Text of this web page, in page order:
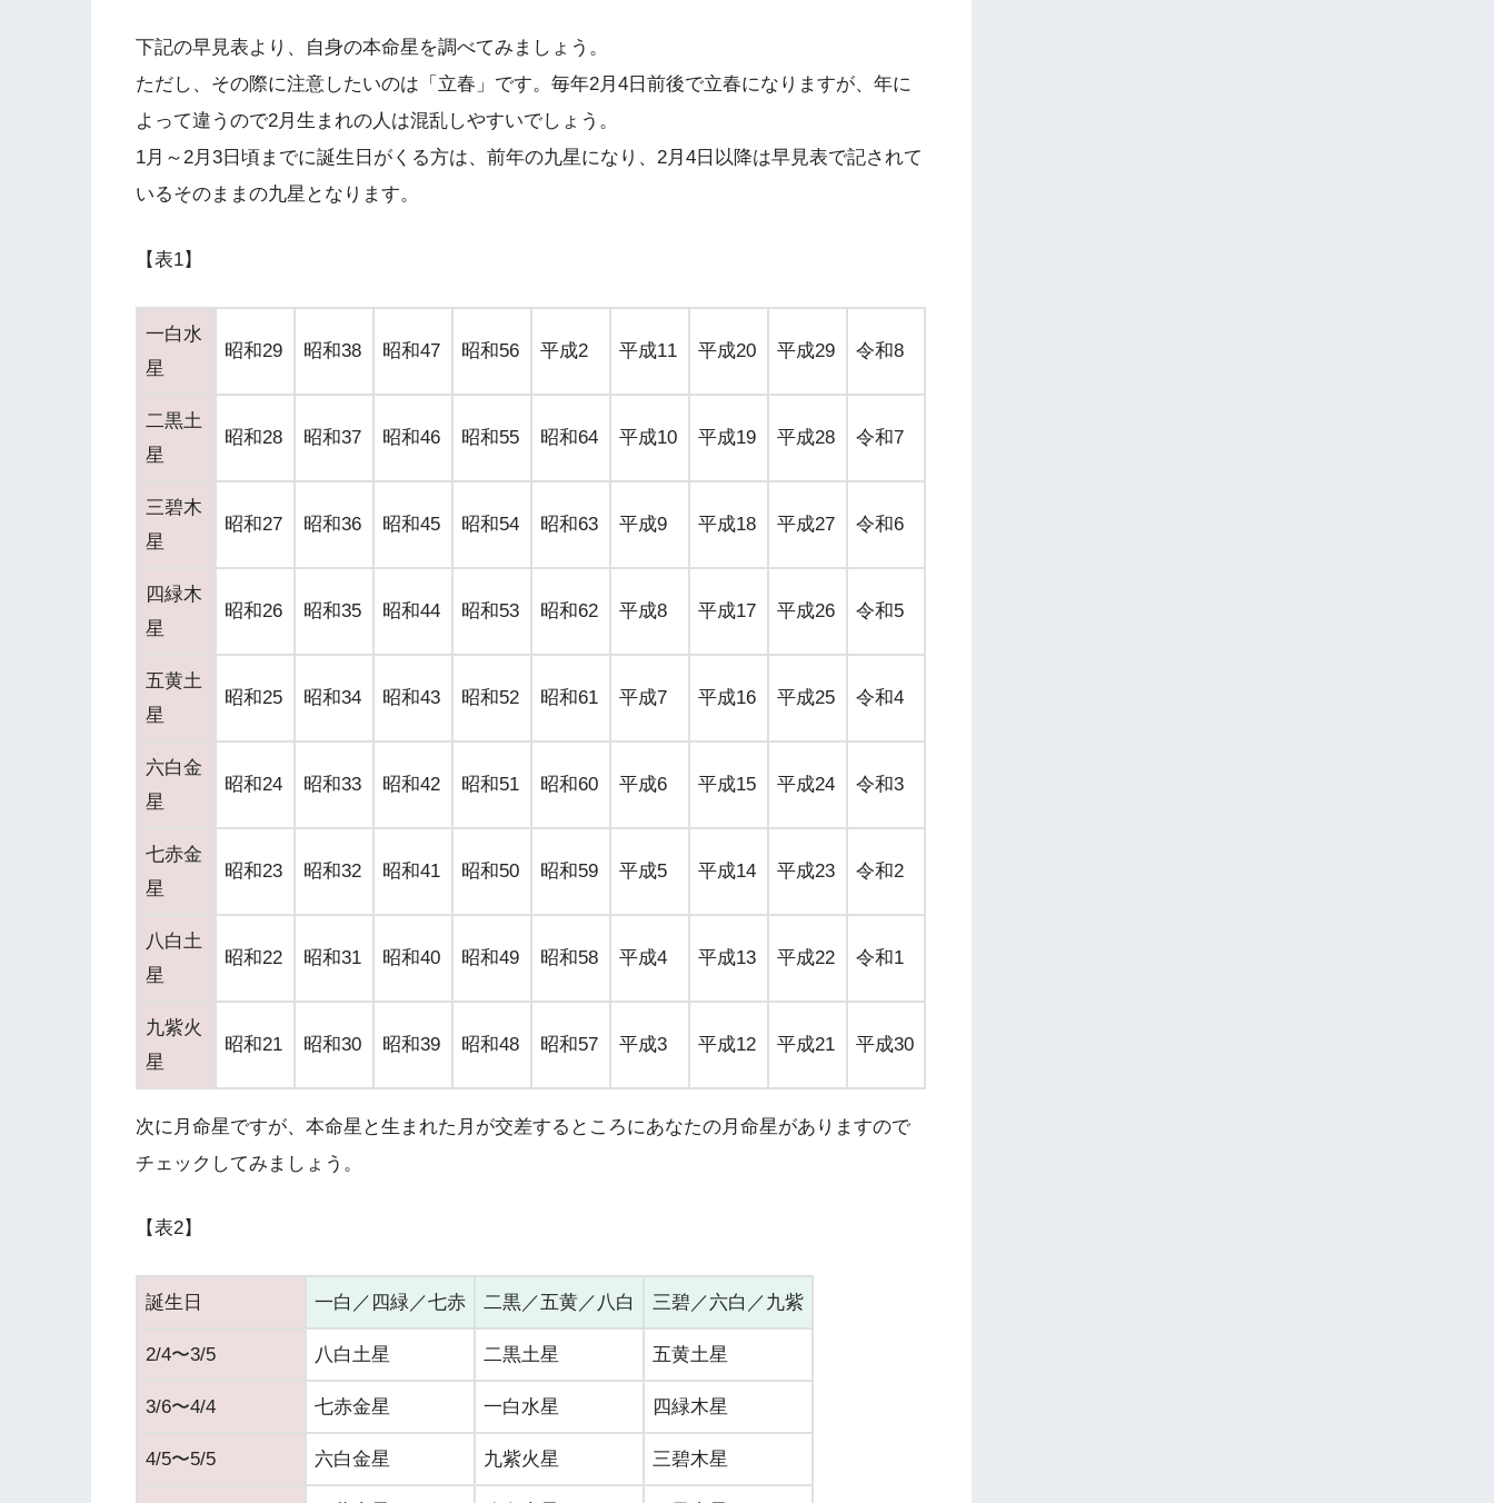
下記の早見表より、自身の本命星を調べてみましょう。
ただし、その際に注意したいのは「立春」です。毎年2月4日前後で立春になりますが、年に
よって違うので2月生まれの人は混乱しやすいでしょう。
1月～2月3日頃までに誕生日がくる方は、前年の九星になり、2月4日以降は早見表で記されて
いるそのままの九星となります。
【表1】
一白水
星
昭和29 昭和38 昭和47 昭和56 平成2 平成11 平成20 平成29 令和8
二黒土
星
昭和28 昭和37 昭和46 昭和55 昭和64 平成10 平成19 平成28 令和7
三碧木
星
昭和27 昭和36 昭和45 昭和54 昭和63 平成9 平成18 平成27 令和6
四緑木
星
昭和26 昭和35 昭和44 昭和53 昭和62 平成8 平成17 平成26 令和5
五黄土
星
昭和25 昭和34 昭和43 昭和52 昭和61 平成7 平成16 平成25 令和4
六白金
星
昭和24 昭和33 昭和42 昭和51 昭和60 平成6 平成15 平成24 令和3
七赤金
星
昭和23 昭和32 昭和41 昭和50 昭和59 平成5 平成14 平成23 令和2
八白土
星
昭和22 昭和31 昭和40 昭和49 昭和58 平成4 平成13 平成22 令和1
九紫火
星
昭和21 昭和30 昭和39 昭和48 昭和57 平成3 平成12 平成21 平成30
次に月命星ですが、本命星と生まれた月が交差するところにあなたの月命星がありますので
チェックしてみましょう。
【表2】
誕生日 一白／四緑／七赤 二黒／五黄／八白 三碧／六白／九紫
2/4〜3/5 八白土星 二黒土星 五黄土星
3/6〜4/4 七赤金星 一白水星 四緑木星
4/5〜5/5 六白金星 九紫火星 三碧木星